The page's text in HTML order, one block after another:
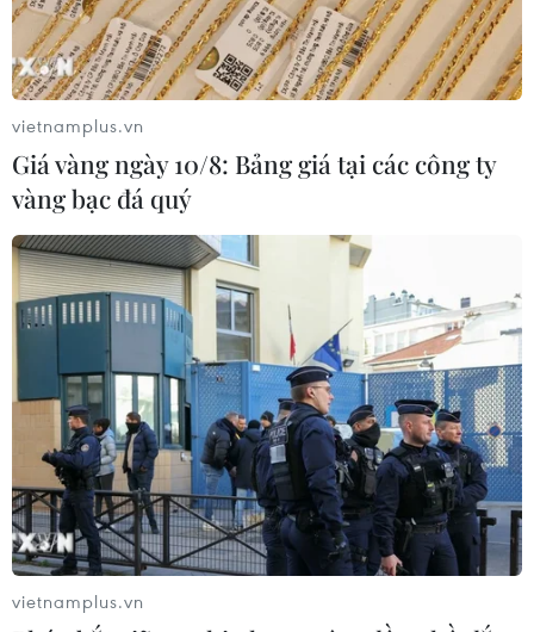
(TTXVN/Vietnam+)
#Thành phố Hồ Chí Minh #Tết đoan ngọ
#Cơm rượu
#Bánh ú tro
#thực phẩm chế biến sẵn
#tết diệt sâu bọ
Tp. Hồ Chí Minh
vietnamplus.vn
Giá vàng ngày 10/8: Bảng giá tại các công ty
vàng bạc đá quý
vietnamplus.vn